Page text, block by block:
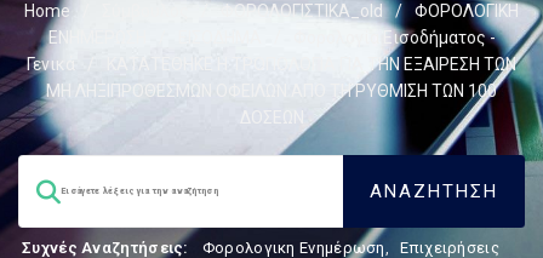
Home ΦΟΡΟΛΟΓΙΣΤΙΚΑ_old /
ΦΟΡΟΛΟΓΙΚΗ
ΕΝΗΜΕΡΩΣΗ
Φορολογία Εισοδήματος -
Γενικά
ΚΑΤΑΤΕΘΗΚΕ Η ΤΡΟΠΟΛΟΓΙΑ ΓΙΑ ΤΗΝ ΕΞΑΙΡΕΣΗ ΤΩΝ
ΜΗ ΛΗΞΙΠΡΟΘΕΣΜΩΝ ΟΦΕΙΛΩΝ ΑΠΟ ΤΗ ΡΥΘΜΙΣΗ ΤΩΝ 100
ΔΟΣΕΩΝ
Συχνές Αναζητήσεις: Φορολογικη Ενημέρωση, Επιχειρήσεις